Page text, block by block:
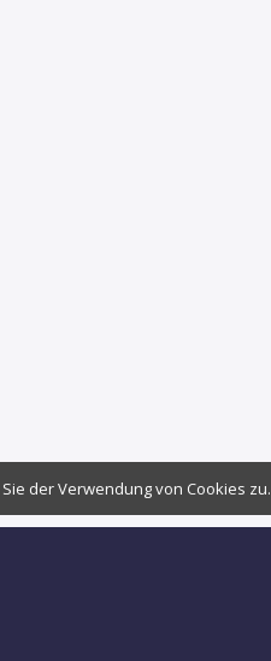
der Verwendung von Cookies zu.